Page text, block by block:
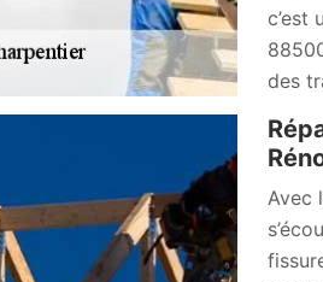
c’est
des
Avec